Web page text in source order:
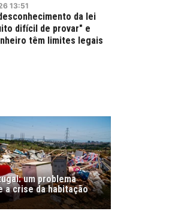
13:51
da lei
difícil de provar" e
têm limites legais
um problema
a crise da habitação